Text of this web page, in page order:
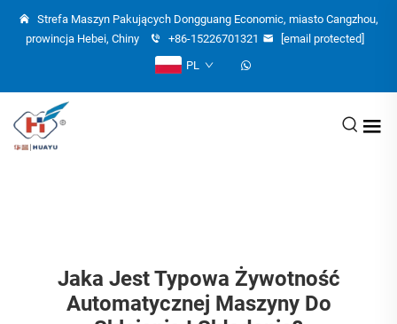
Strefa Maszyn Pakujących Dongguang Economic, miasto Cangzhou,
prowincja Hebei, Chiny
+86-15226701321
[email protected]
PL
Jaka Jest Typowa Żywotność
Automatycznej Maszyny Do